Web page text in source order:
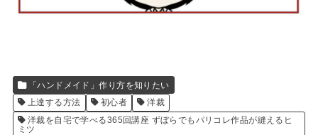
「ハンドメイド」作り方を知りたい
上達する方法
初心者
洋裁
洋裁を自宅で学べる365回講座 ずぼらでもパリコレ作品が縫えるヒ
ミツ